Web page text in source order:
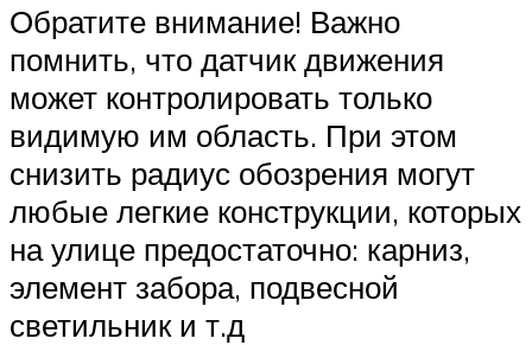
Обратите внимание! Важно
помнить, что датчик движения
может контролировать только
видимую им область. При этом
снизить радиус обозрения могут
любые легкие конструкции, которых
на улице предостаточно: карниз,
элемент забора, подвесной
светильник и т.д